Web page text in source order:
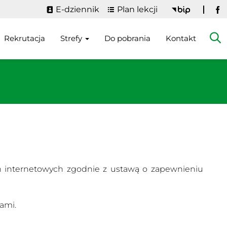
E-dziennik Plan lekcji
Rekrutacja Strefy Do pobrania Kontakt
internetowych zgodnie z ustawą o zapewnieniu